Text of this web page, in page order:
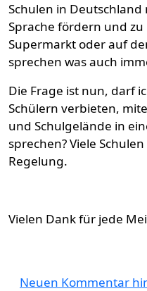
Schulen in
Sprache fördern und
Supermarkt oder auf
sprechen was auch
Die Frage ist nun, darf
Schülern verbieten,
und Schulgelände in
sprechen? Viele
Regelung.
Vielen Dank für jede
Neuen Kommentar